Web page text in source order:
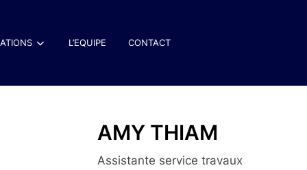
L’EQUIPE CONTACT
AMY THIAM
Assistante service travaux